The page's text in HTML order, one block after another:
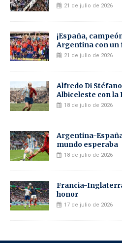
21 de julio de 2026
¡España,
Argentina con un
21 de julio de 2026
Alfredo Di
Albiceleste con la
18 de julio de 2026
Argentina-
mundo esperaba
18 de julio de 2026
Francia-
honor
17 de julio de 2026